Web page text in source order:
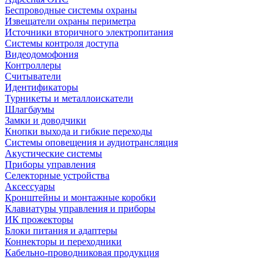
Беспроводные системы охраны
Извещатели охраны периметра
Источники вторичного электропитания
Системы контроля доступа
Видеодомофония
Контроллеры
Считыватели
Идентификаторы
Турникеты и металлоискатели
Шлагбаумы
Замки и доводчики
Кнопки выхода и гибкие переходы
Системы оповещения и аудиотрансляция
Акустические системы
Приборы управления
Селекторные устройства
Аксессуары
Кронштейны и монтажные коробки
Клавиатуры управления и приборы
ИК прожекторы
Блоки питания и адаптеры
Коннекторы и переходники
Кабельно-проводниковая продукция